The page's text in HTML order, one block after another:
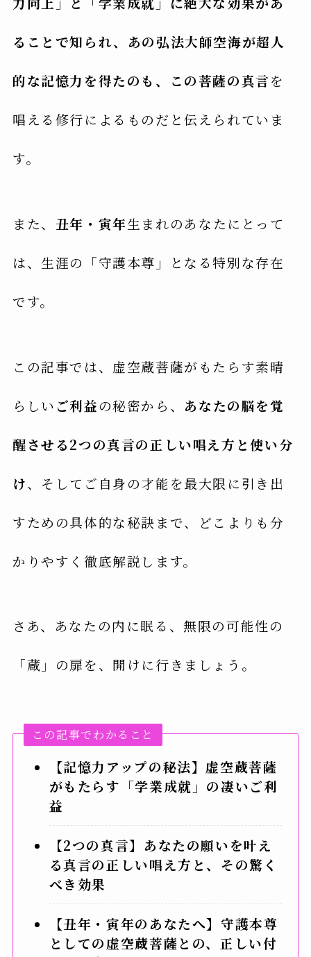
ることで知られ、あの弘法大師空海が超人
的な記憶力を得たのも、この菩薩の真言を
唱える修行によるものだと伝えられていま
す。
また、 丑年・寅年生まれのあなたにとって
は、生涯の「守護本尊」となる特別な存在
です。
この記事では、虚空蔵菩薩がもたらす素晴
らしい ご利益の秘密から、 あなたの脳を覚
醒させる2つの真言の正しい唱え方と使い分
け、そしてご自身の才能を最大限に引き出
すための具体的な秘訣まで、どこよりも分
かりやすく徹底解説します。
さあ、あなたの内に眠る、無限の可能性の
「蔵」の扉を、開けに行きましょう。
この記事でわかること
【記憶力アップの秘法】虚空蔵菩薩
がもたらす「学業成就」の凄いご利
益
【2つの真言】あなたの願いを叶え
る真言の正しい唱え方と、その驚く
べき効果
【丑年・寅年のあなたへ】守護本尊
としての虚空蔵菩薩との、正しい付